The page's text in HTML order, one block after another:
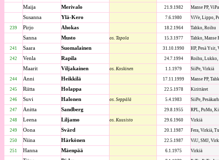
Maija Merivalo 21.9.1982 Manse PP,
Susanna Ylä-Kero 7.6.1980 ViVe, Lippo,
239 Pirjo Ahokas 18.2.1964 Tahko, Roihu
Sanna Musto os. Tapola 15.3.1977 Tahko, Manse
241 Saara Suomalainen 31.10.1990 HP, Pesä Ysit,
242 Venla Rapila 24.7.1994 Roihu, Lukko,
Maarit Viljakainen os. Koskinen 1.1.1979 SiiPe, Virkiä
244 Anni Heikkilä 17.11.1999 Manse PP,
245 Riitta Holappa 22.5.1978 Kirittäret
246 Suvi Halonen os. Seppälä 5.4.1983 SiiPe,
247 Anitta Sandberg 29.8.1955 RPL, PuMu,
248 Leena Liljamo os. Kuusisto 29.6.1960 Virkiä
249 Oona Svärd 20.1.1987 Fera, Virkiä,
250 Niina Härkönen 22.5.1987 ViU, SMJ,
251 Hanna Mäenpää 6.1.1975 Virkiä